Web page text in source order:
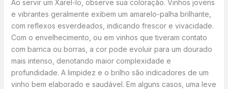
Ao servir um Xarel-lo, observe sua coloração. Vinhos jovens
e vibrantes geralmente exibem um amarelo-palha brilhante,
com reflexos esverdeados, indicando frescor e vivacidade.
Com o envelhecimento, ou em vinhos que tiveram contato
com barrica ou borras, a cor pode evoluir para um dourado
mais intenso, denotando maior complexidade e
profundidade. A limpidez e o brilho são indicadores de um
vinho bem elaborado e saudável. Em alguns casos, uma leve